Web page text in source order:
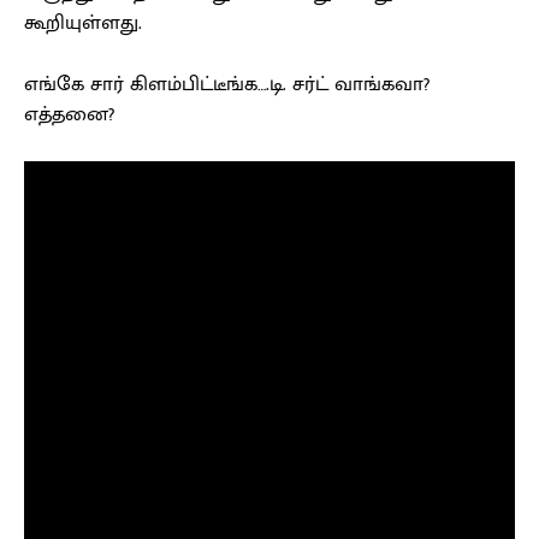
கூறியுள்ளது.
எங்கே சார் கிளம்பிட்டீங்க….டி. சர்ட் வாங்கவா?
எத்தனை?